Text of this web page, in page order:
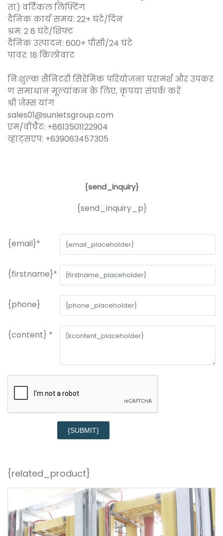
ता) वर्टिकल लिफ्टिंग
दैनिक कार्य समय: 22+ घंटे/दिन
श्रम: 2 8 घंटे/शिफ्ट
दैनिक उत्पादन: 600+ पीसी/24 घंटे
पावर: 18 किलोवाट
निःशुल्क सैनिटरी सिरेमिक परियोजना परामर्श और उपकर
ण समाधान मूल्यांकन के लिए, कृपया संपर्क करें
श्री जेम्स यांग
sales01@sunletsgroup.com
एम/वीचैट: +8613501122904
व्हाट्सएप: +639063457305
{send_inquiry}
{send_inquiry_p}
{email}*
{firstname}*
{phone}
{content} *
{SUBMIT}
{related_product}